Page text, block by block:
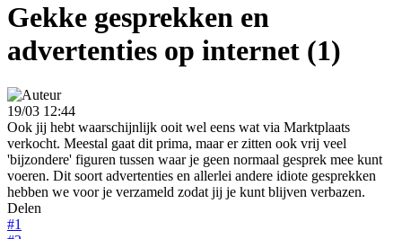
Gekke gesprekken en
advertenties op internet (1)
19/03 12:44
Ook jij hebt waarschijnlijk ooit wel eens wat via Marktplaats
verkocht. Meestal gaat dit prima, maar er zitten ook vrij veel
'bijzondere' figuren tussen waar je geen normaal gesprek mee kunt
voeren. Dit soort advertenties en allerlei andere idiote gesprekken
hebben we voor je verzameld zodat jij je kunt blijven verbazen.
Delen
#1